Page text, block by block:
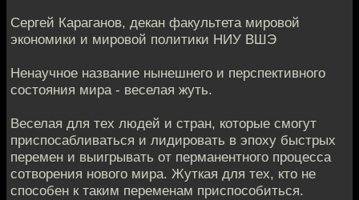
Сергей Караганов, декан факультета мировой
экономики и мировой политики НИУ ВШЭ
Ненаучное название нынешнего и перспективного
состояния мира - веселая жуть.
Веселая для тех людей и стран, которые смогут
приспосабливаться и лидировать в эпоху быстрых
перемен и выигрывать от перманентного процесса
сотворения нового мира. Жуткая для тех, кто не
способен к таким переменам приспособиться.